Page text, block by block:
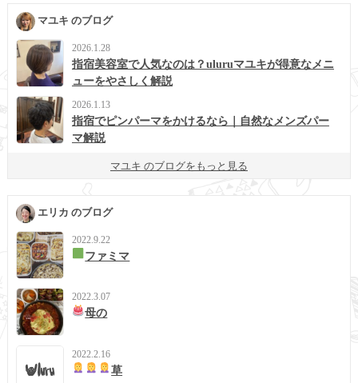
マユキ のブログ
2026.1.28
指宿美容室で人気なのは？uluruマユキが得意なメニ
ューをやさしく解説
2026.1.13
指宿でピンパーマをかけるなら｜自然なメンズパー
マ解説
マユキ のブログをもっと見る
エリカ のブログ
2022.9.22
ファミマ
2022.3.07
母の
2022.2.16
草